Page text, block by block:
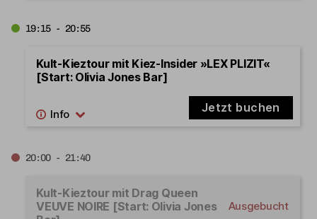
19:15 - 20:55
Kult-Kieztour mit Kiez-Insider »LEX PLIZIT«
[Start: Olivia Jones Bar]
Jetzt buchen
20:00 - 21:40
Kult-Kieztour mit Drag Queen
VEUVE NOIRE [Start: Olivia Jones
Ausgebucht